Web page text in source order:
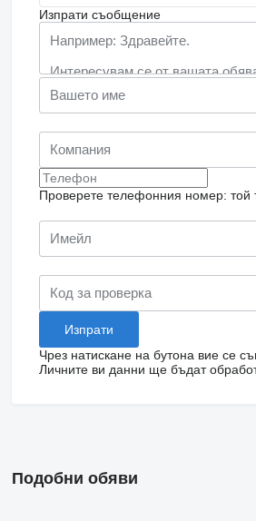
Изпрати съобщение
Проверете телефонния номер: той
Чрез натискане на бутона вие се
Личните ви данни ще бъдат
Подобни обяви